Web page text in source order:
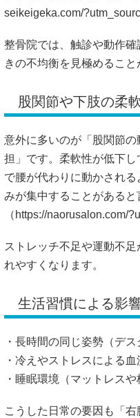
seikeigeka.com/
整骨院では、触診や動作
きの不均衡を見極めること
股関節や下肢の柔
意外に多いのが「股関節
担」です。柔軟性が低下
で腰が代わりに動かされ
みが集中することがあると
（ https://naorusalon.com/
ストレッチ不足や運動不
れやすくなります。
生活習慣による影
・長時間の同じ姿勢（デ
・冷えやストレスによる
・睡眠環境（マットレス
こうした日常の要因も「